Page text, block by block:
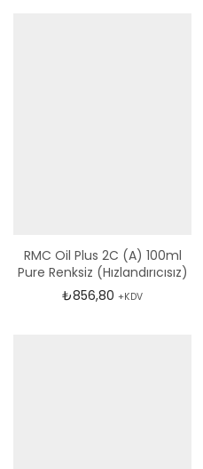
RMC Oil Plus 2C (A) 100ml
Pure Renksiz (Hızlandırıcısız)
₺856,80 +KDV